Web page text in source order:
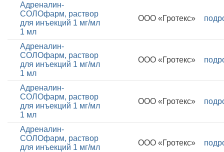
Адреналин-
СОЛОфарм, раствор
для инъекций 1 мг/мл
1 мл
ООО «Гротекс»
Адреналин-
СОЛОфарм, раствор
для инъекций 1 мг/мл
1 мл
ООО «Гротекс»
Адреналин-
СОЛОфарм, раствор
для инъекций 1 мг/мл
1 мл
ООО «Гротекс»
Адреналин-
СОЛОфарм, раствор
для инъекций 1 мг/мл
ООО «Гротекс»